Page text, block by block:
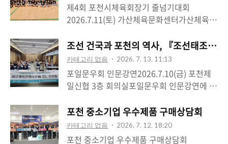
큽니다.‘테라 판타지아’..
천시 #금연캠페인 #금연거리 #전자담배금지
#청소년유해환경감시단 #포천시보건소 #교
#경기도의회 #경기도의원 #윤충식
랜 시간 쌓아온 수련과 작가의 마음이 담겨
있음을 느낄 수 있었습니다.좋은 작품을 선보
여주신 참여 작가 여러분께 감사와 축하의 말
씀을 드리며, 우리 지역의 서예와 서화 문화
가 시민들과 더욱 가까이 호흡하며 이어지기
를 응원하겠습니다.#영우서회전 #한국의사
서화회전 #서예 #서화 #반월아트홀 #포천문
충식 #수호1004윤충식
제4회 포천시체육회장기 줄넘기대회
2026.7.11(토) 가산체육문화센터가산체육문
넘기대회를 찾아 참가 선수들과 가족 여러분
께 반갑게 인사드렸습니다.체육관을 가득 채
운 힘찬 구호와 경쾌한 줄넘기 소리만으로도
선수들의 열정이 그대로 전해졌습니다. 그동
안 갈고닦은 실력을 마음껏 펼치며 좋은 추억
도 가득 만들었기를 바랍니다.대회를 준비해
주신 관계자 여러분께 감사드리며, 참가 선수
모두의 힘찬 도전을 응원합니다! 👏#포천시
체육회 #줄넘기대회 #가산체육문화센터 #포
조선 건국과 포천의 역사, 『조선태조실
카테고리 없음 2026. 7. 13. 11:13
포일문우회 인문강연2026.7.10(금) 포천제
일신협 3층 회의실포일문우회 인문강연에 참
포천의 역사’를 되짚어보는 흥미로운 강연을
들었습니다.이날 강연에서는 『조선태조실
록』에 등장하는 재벽동(滓甓洞)과 철현(鐵
포천 중소기업 우수제품 구매상담회
카테고리 없음 2026. 7. 12. 18:20
포천 중소기업 우수제품 구매상담회